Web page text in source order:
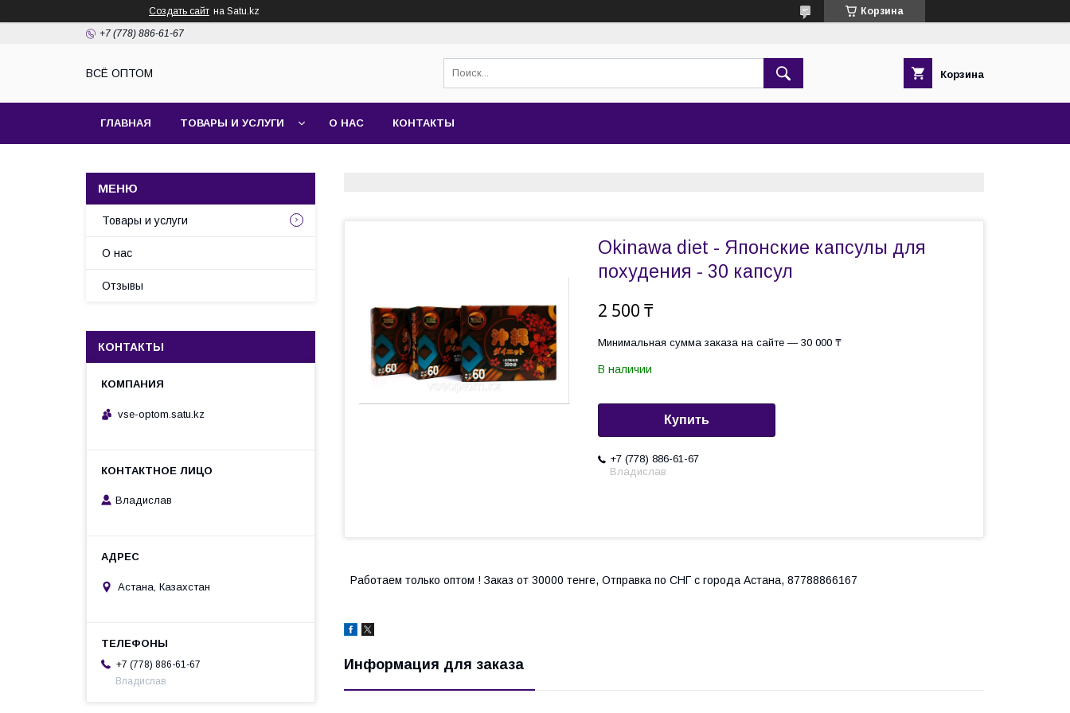
Создать сайт на Satu.kz Корзина
+7 (778) 886-61-67
ВСЁ ОПТОМ Корзина
ГЛАВНАЯ ТОВАРЫ И УСЛУГИ О НАС КОНТАКТЫ
Okinawa diet - Японские капсулы для
похудения - 30 капсул
2 500 ₸
Минимальная сумма заказа на сайте — 30 000 ₸
В наличии
Купить
+7 (778) 886-61-67
Владислав
Работаем только оптом ! Заказ от 30000 тенге, Отправка по СНГ с города Астана, 87788866167
Информация для заказа
Товары и услуги
О нас
Отзывы
КОНТАКТЫ
vse-optom.satu.kz
Владислав
Астана, Казахстан
+7 (778) 886-61-67
Владислав